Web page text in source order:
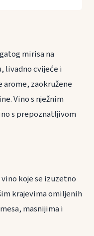
mirisa na
livadno cvijeće i
zaokružene
Vino s nježnim
s prepoznatljivom
koje se izuzetno
krajevima omiljenih
masnijima i